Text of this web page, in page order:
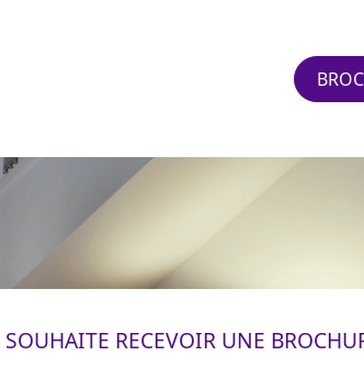
SOUHAITE RECEVOIR UNE